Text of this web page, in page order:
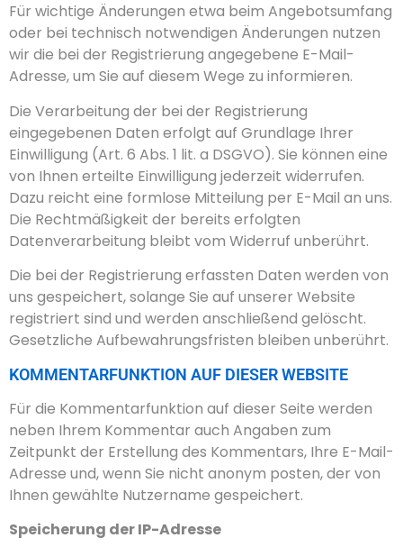
Für wichtige Änderungen etwa beim Angebotsumfang
oder bei technisch notwendigen Änderungen nutzen
wir die bei der Registrierung angegebene E-Mail-
Adresse, um Sie auf diesem Wege zu informieren.
Die Verarbeitung der bei der Registrierung
eingegebenen Daten erfolgt auf Grundlage Ihrer
Einwilligung (Art. 6 Abs. 1 lit. a DSGVO). Sie können eine
von Ihnen erteilte Einwilligung jederzeit widerrufen.
Dazu reicht eine formlose Mitteilung per E-Mail an uns.
Die Rechtmäßigkeit der bereits erfolgten
Datenverarbeitung bleibt vom Widerruf unberührt.
Die bei der Registrierung erfassten Daten werden von
uns gespeichert, solange Sie auf unserer Website
registriert sind und werden anschließend gelöscht.
Gesetzliche Aufbewahrungsfristen bleiben unberührt.
KOMMENTARFUNKTION AUF DIESER WEBSITE
Für die Kommentarfunktion auf dieser Seite werden
neben Ihrem Kommentar auch Angaben zum
Zeitpunkt der Erstellung des Kommentars, Ihre E-Mail-
Adresse und, wenn Sie nicht anonym posten, der von
Ihnen gewählte Nutzername gespeichert.
Speicherung der IP-Adresse